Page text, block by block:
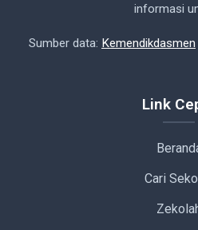
informasi
Sumber data: Kemendikdasmen
Link
Cari